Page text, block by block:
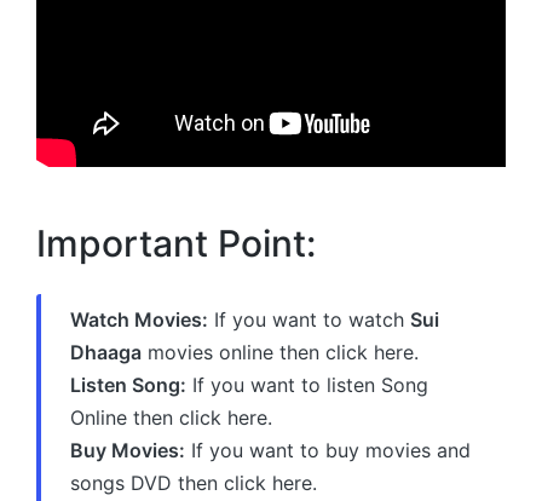
Important Point:
Watch Movies: If you want to watch Sui
Dhaaga movies online then click here.
Listen Song: If you want to listen Song
Online then click here.
Buy Movies: If you want to buy movies and
songs DVD then click here.